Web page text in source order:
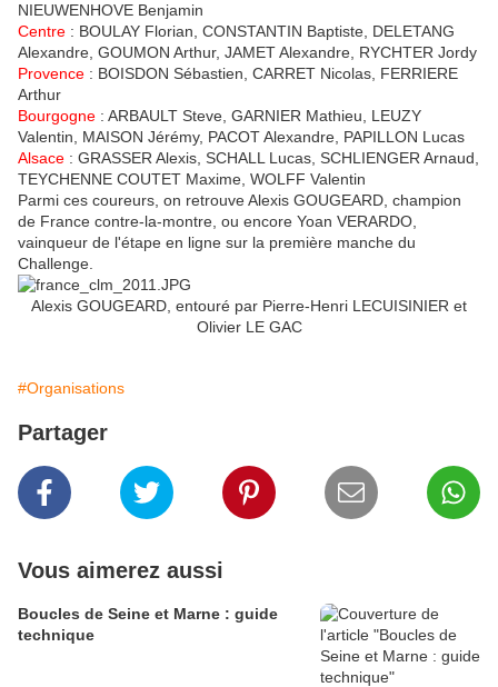
NIEUWENHOVE Benjamin
Centre : BOULAY Florian, CONSTANTIN Baptiste, DELETANG
Alexandre, GOUMON Arthur, JAMET Alexandre, RYCHTER Jordy
Provence : BOISDON Sébastien, CARRET Nicolas, FERRIERE
Arthur
Bourgogne : ARBAULT Steve, GARNIER Mathieu, LEUZY
Valentin, MAISON Jérémy, PACOT Alexandre, PAPILLON Lucas
Alsace : GRASSER Alexis, SCHALL Lucas, SCHLIENGER Arnaud,
TEYCHENNE COUTET Maxime, WOLFF Valentin
Parmi ces coureurs, on retrouve Alexis GOUGEARD, champion
de France contre-la-montre, ou encore Yoan VERARDO,
vainqueur de l'étape en ligne sur la première manche du
Challenge.
Alexis GOUGEARD, entouré par Pierre-Henri LECUISINIER et
Olivier LE GAC
#Organisations
Partager
Vous aimerez aussi
Boucles de Seine et Marne : guide
technique